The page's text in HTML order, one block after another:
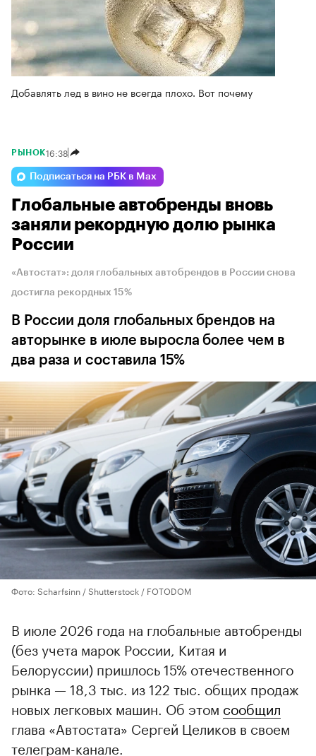
Добавлять лед в вино не всегда плохо. Вот почему
РЫНОК16:38
Подписаться на РБК в Max
Глобальные автобренды вновь
заняли рекордную долю рынка
России
«Автостат»: доля глобальных автобрендов в России снова
достигла рекордных 15%
В России доля глобальных брендов на
авторынке в июле выросла более чем в
два раза и составила 15%
Фото: Scharfsinn / Shutterstock / FOTODOM
В июле 2026 года на глобальные автобренды
(без учета марок России, Китая и
Белоруссии) пришлось 15% отечественного
рынка — 18,3 тыс. из 122 тыс. общих продаж
новых легковых машин. Об этом сообщил
глава «Автостата» Сергей Целиков в своем
телеграм-канале.